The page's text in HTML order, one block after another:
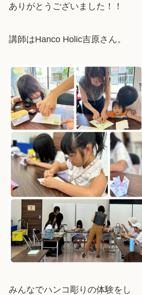
ありがとうございました！！
講師はHanco Holic吉原さん。
みんなでハンコ彫りの体験をし